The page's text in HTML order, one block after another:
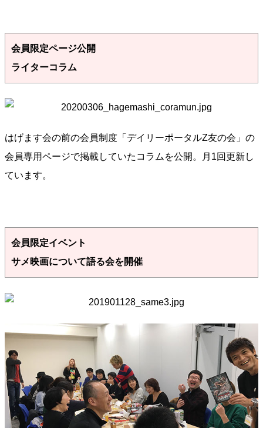
会員限定ページ公開
ライターコラム
はげます会の前の会員制度「デイリーポータルZ友の会」の
会員専用ページで掲載していたコラムを公開。月1回更新し
ています。
会員限定イベント
サメ映画について語る会を開催